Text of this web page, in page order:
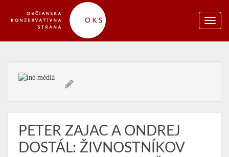
PETER ZAJAC A ONDREJ
DOSTÁL: ŽIVNOSTNÍKOV